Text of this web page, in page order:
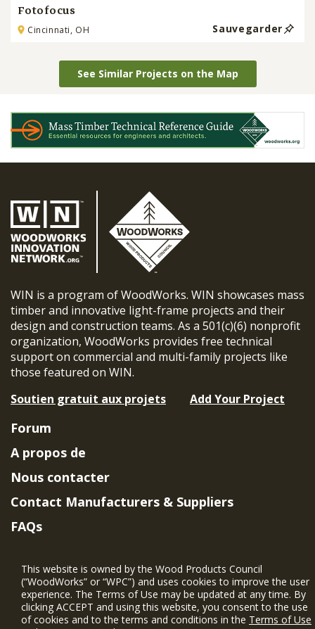
Fotofocus
Cincinnati, OH Sauvegarder
See Similar Projects on the Map
WIN is a program of WoodWorks. WIN showcases mass
timber and innovative light-frame projects and their
design and construction teams. As a 501(c)(6) nonprofit
organization, WoodWorks provides free technical
support on commercial and multi-family projects like
those featured on WIN.
Soutien gratuit aux projets
Add Your Project
Forum
A propos de
Nous contacter
Contact Manufacturers & Suppliers
FAQs
Project Eligibility Requirements
Politique de confidentialité| Conditions
d'utilisation
This website is owned by the Wood Products Council
(“WoodWorks” or “WPC”) and uses cookies to improve the user
experience. The Terms of Use may be updated at any time. By
clicking ACCEPT and using this website, you consent to the use
of cookies and to the terms and conditions in the Terms of Use